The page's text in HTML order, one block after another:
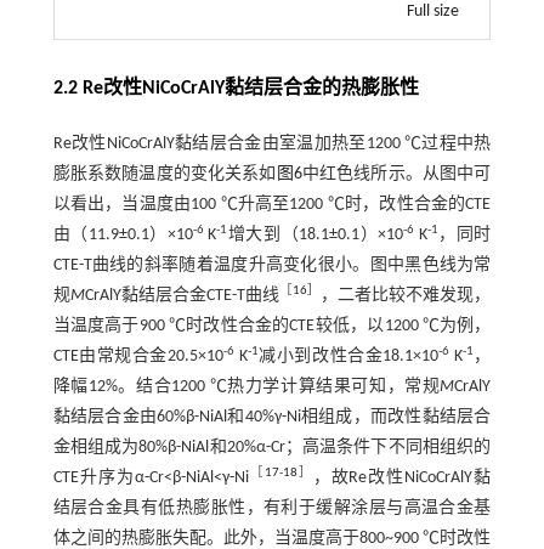
Full size
2.2 Re改性NiCoCrAlY黏结层合金的热膨胀性
Re改性NiCoCrAlY黏结层合金由室温加热至1200 ℃过程中热
膨胀系数随温度的变化关系如 图6中红色线所示。从图中可
以看出，当温度由100 ℃升高至1200 ℃时，改性合金的CTE
由（11.9±0.1）×10-6K-1增大到（18.1±0.1）×10-6 K-1 ，同时
CTE-T曲线的斜率随着温度升高变化很小。图中黑色线为常
规MCrAlY黏结层合金CTE-T曲线 16
，二者比较不难发现，
当温度高于900 ℃时改性合金的CTE较低，以1200 ℃为例，
CTE由常规合金20.5×10-6 K-1减小到改性合金18.1×10-6 K-1 ，
降幅12%。结合1200 ℃热力学计算结果可知，常规MCrAlY
黏结层合金由60%β-NiAl和40%γ-Ni相组成，而改性黏结层合
金相组成为80%β-NiAl和20%α-Cr；高温条件下不同相组织的
CTE升序为α-Cr<β-NiAl<γ-Ni［ 17-18
，故Re改性NiCoCrAlY黏
结层合金具有低热膨胀性，有利于缓解涂层与高温合金基
体之间的热膨胀失配。此外，当温度高于800~900 ℃时改性